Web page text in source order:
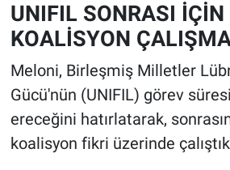
UNIFIL SONRASI İÇİN
KOALİSYON
Meloni, Birleşmiş Milletler
Gücü'nün (UNIFIL) görev
ereceğini hatırlatarak,
koalisyon fikri üzerinde